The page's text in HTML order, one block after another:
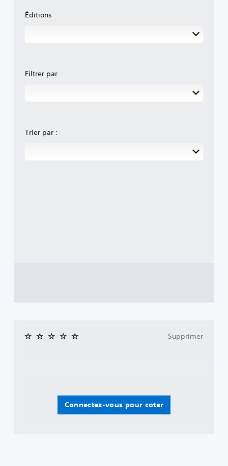
Éditions
Filtrer par
Trier par :
Connectez-vous pour coter
Supprimer